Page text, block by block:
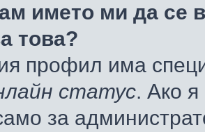
името ми да се
това?
профил има
статус. Ако
за